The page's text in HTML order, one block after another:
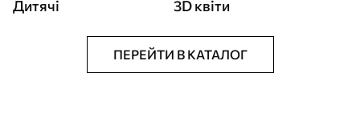
Дитячі 3D квіти
ПЕРЕЙТИ В КАТАЛОГ